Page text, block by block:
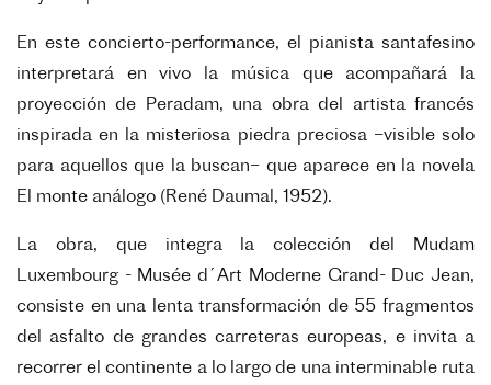
En este concierto-performance, el pianista santafesino
interpretará en vivo la música que acompañará la
proyección de Peradam, una obra del artista francés
inspirada en la misteriosa piedra preciosa –visible solo
para aquellos que la buscan– que aparece en la novela
El monte análogo (René Daumal, 1952).
La obra, que integra la colección del Mudam
Luxembourg - Musée d´Art Moderne Grand- Duc Jean,
consiste en una lenta transformación de 55 fragmentos
del asfalto de grandes carreteras europeas, e invita a
recorrer el continente a lo largo de una interminable ruta